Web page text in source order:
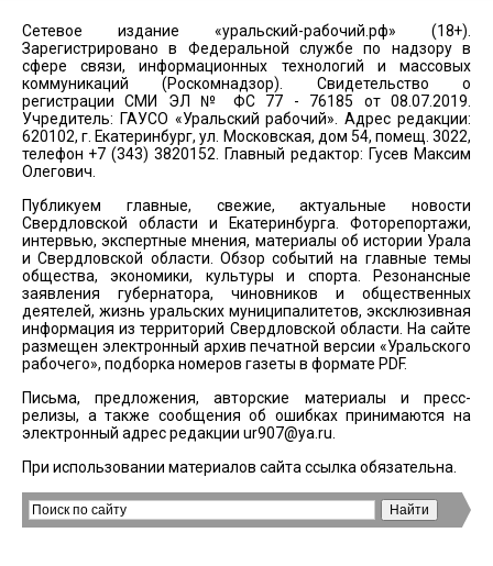
Сетевое издание «уральский-рабочий.рф» (18+).
Зарегистрировано в Федеральной службе по надзору в
сфере связи, информационных технологий и массовых
коммуникаций (Роскомнадзор). Свидетельство о
регистрации СМИ ЭЛ № ФС 77 - 76185 от 08.07.2019.
Учредитель: ГАУСО «Уральский рабочий». Адрес редакции:
620102, г. Екатеринбург, ул. Московская, дом 54, помещ. 3022,
телефон +7 (343) 3820152. Главный редактор: Гусев Максим
Олегович.
Публикуем главные, свежие, актуальные новости
Свердловской области и Екатеринбурга. Фоторепортажи,
интервью, экспертные мнения, материалы об истории Урала
и Свердловской области. Обзор событий на главные темы
общества, экономики, культуры и спорта. Резонансные
заявления губернатора, чиновников и общественных
деятелей, жизнь уральских муниципалитетов, эксклюзивная
информация из территорий Свердловской области. На сайте
размещен электронный архив печатной версии «Уральского
рабочего», подборка номеров газеты в формате PDF.
Письма, предложения, авторские материалы и пресс-
релизы, а также сообщения об ошибках принимаются на
электронный адрес редакции ur907@ya.ru
При использовании материалов сайта ссылка обязательна.